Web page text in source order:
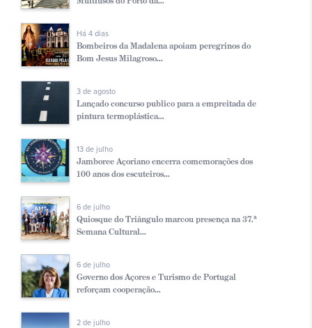
Há 4 dias
Bombeiros da Madalena apoiam peregrinos do
Bom Jesus Milagroso...
3 de agosto
Lançado concurso publico para a empreitada de
pintura termoplástica...
13 de julho
Jamboree Açoriano encerra comemorações dos
100 anos dos escuteiros...
6 de julho
Quiosque do Triângulo marcou presença na 37.ª
Semana Cultural...
6 de julho
Governo dos Açores e Turismo de Portugal
reforçam cooperação...
2 de julho